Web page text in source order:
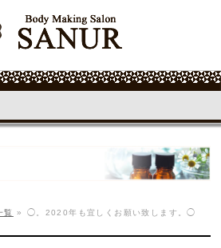
覧 » ◯。2020年も宜しくお願い致します。◯